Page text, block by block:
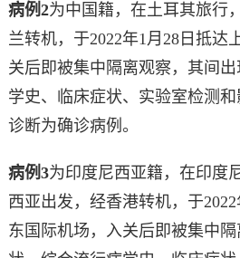
病例2为中国籍，在土耳其旅行
兰转机，于2022年1月28日抵达
关后即被集中隔离观察，其间
学史、临床症状、实验室检测和
诊断为确诊病例。
病例3为印度尼西亚籍，在印度
西亚出发，经香港转机，于
东国际机场，入关后即被集中